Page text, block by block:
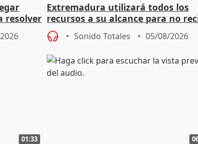
resolver
Extremadura utilizará todos los
recursos a su alcance para no
más menores migrantes
Sonido Totales 05/08/2026
01:33